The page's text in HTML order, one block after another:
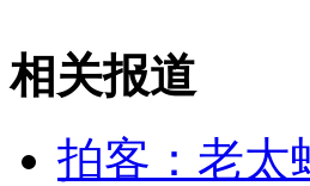
新加坡一名商人性贿赂足球裁
山西运城恶犬咬伤多人 警民
相关报道
拍客：老太